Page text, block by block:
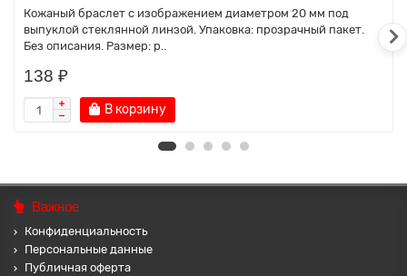
Кожаный браслет с изображением диаметром 20 мм под
выпуклой стеклянной линзой. Упаковка: прозрачный пакет.
Без описания. Размер: р..
138 ₽
В корзину
Важное
Конфиденциальность
Персональные данные
Публичная оферта